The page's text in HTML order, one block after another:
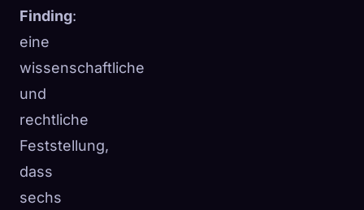
Finding:
eine
wissenschaftliche
und
rechtliche
Feststellung,
dass
sechs